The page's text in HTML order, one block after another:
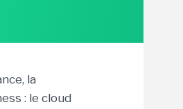
la
: le cloud